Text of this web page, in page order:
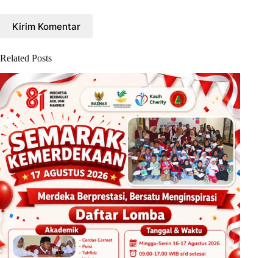
Kirim Komentar
Related Posts